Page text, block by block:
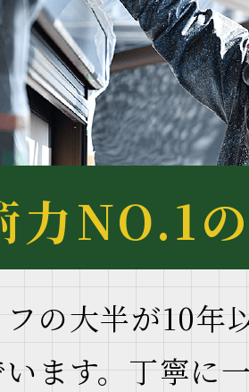
力NO.1
フの大半が10年
ます。丁寧に